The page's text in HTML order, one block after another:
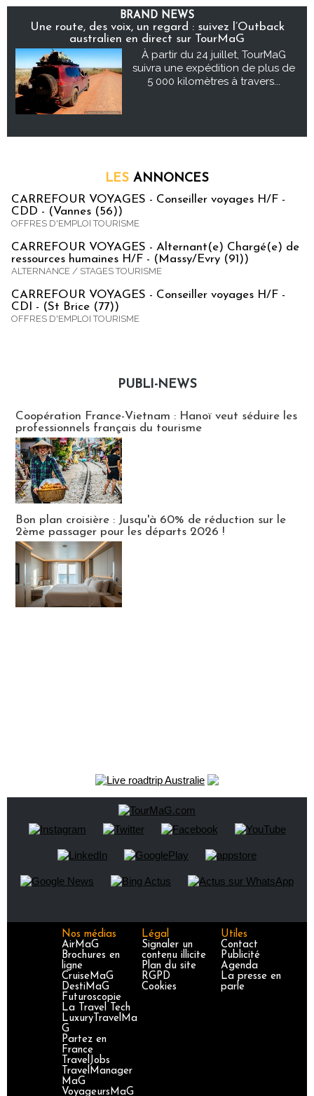
BRAND NEWS
Une route, des voix, un regard : suivez l’Outback
australien en direct sur TourMaG
À partir du 24 juillet, TourMaG
suivra une expédition de plus de
5 000 kilomètres à travers...
LES ANNONCES
CARREFOUR VOYAGES - Conseiller voyages H/F -
CDD - (Vannes (56))
OFFRES D'EMPLOI TOURISME
CARREFOUR VOYAGES - Alternant(e) Chargé(e) de
ressources humaines H/F - (Massy/Evry (91))
ALTERNANCE / STAGES TOURISME
CARREFOUR VOYAGES - Conseiller voyages H/F -
CDI - (St Brice (77))
OFFRES D'EMPLOI TOURISME
PUBLI-NEWS
Coopération France-Vietnam : Hanoï veut séduire les
professionnels français du tourisme
Bon plan croisière : Jusqu'à 60% de réduction sur le
2ème passager pour les départs 2026 !
Nos médias
AirMaG
Brochures en
ligne
CruiseMaG
DestiMaG
Futuroscopie
La Travel Tech
LuxuryTravelMa
G
Partez en
France
TravelJobs
TravelManager
MaG
VoyageursMaG
Légal
Signaler un
contenu illicite
Plan du site
RGPD
Cookies
Utiles
Contact
Publicité
Agenda
La presse en
parle